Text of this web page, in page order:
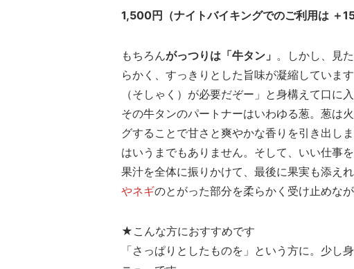
1,500円（ナイトバイキングでのご利用は ＋
もちろんがっつりは「牛タン」 。しかし、見
らかく、すっきりとした旨味が凝縮していま
（そしゃく）が必要だぞー」と身構えて口に
その牛タンのパートナーはいわゆる葱。葱は
グすることで甘さと爽やかな香りを引き出し
はいうまでもありません。そして、いい仕事
果汁を全体に振りかけて、最後に果実も添え
やネギのとがった部分を柔らかく受け止めな
★こんな方におすすめです
「さっぱりとしたものを」という方に。少し